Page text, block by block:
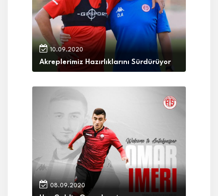
10.09.2020
Akreplerimiz Hazırlıklarını Sürdürüyor
08.09.2020